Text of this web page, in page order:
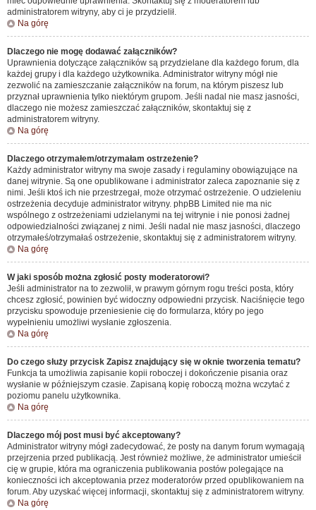
administratorem witryny, aby ci je przydzielił.
Na górę
Dlaczego nie mogę dodawać załączników?
Uprawnienia dotyczące załączników są przydzielane dla każdego forum, dla
każdej grupy i dla każdego użytkownika. Administrator witryny mógł nie
zezwolić na zamieszczanie załączników na forum, na którym piszesz lub
przyznał uprawnienia tylko niektórym grupom. Jeśli nadal nie masz jasności,
dlaczego nie możesz zamieszczać załączników, skontaktuj się z
administratorem witryny.
Na górę
Dlaczego otrzymałem/otrzymałam ostrzeżenie?
Każdy administrator witryny ma swoje zasady i regulaminy obowiązujące na
danej witrynie. Są one opublikowane i administrator zaleca zapoznanie się z
nimi. Jeśli ktoś ich nie przestrzegał, może otrzymać ostrzeżenie. O udzieleniu
ostrzeżenia decyduje administrator witryny. phpBB Limited nie ma nic
wspólnego z ostrzeżeniami udzielanymi na tej witrynie i nie ponosi żadnej
odpowiedzialności związanej z nimi. Jeśli nadal nie masz jasności, dlaczego
otrzymałeś/otrzymałaś ostrzeżenie, skontaktuj się z administratorem witryny.
Na górę
W jaki sposób można zgłosić posty moderatorowi?
Jeśli administrator na to zezwolił, w prawym górnym rogu treści posta, który
chcesz zgłosić, powinien być widoczny odpowiedni przycisk. Naciśnięcie tego
przycisku spowoduje przeniesienie cię do formularza, który po jego
wypełnieniu umożliwi wysłanie zgłoszenia.
Na górę
Do czego służy przycisk Zapisz znajdujący się w oknie tworzenia tematu?
Funkcja ta umożliwia zapisanie kopii roboczej i dokończenie pisania oraz
wysłanie w późniejszym czasie. Zapisaną kopię roboczą można wczytać z
poziomu panelu użytkownika.
Na górę
Dlaczego mój post musi być akceptowany?
Administrator witryny mógł zadecydować, że posty na danym forum wymagają
przejrzenia przed publikacją. Jest również możliwe, że administrator umieścił
cię w grupie, która ma ograniczenia publikowania postów polegające na
konieczności ich akceptowania przez moderatorów przed opublikowaniem na
forum. Aby uzyskać więcej informacji, skontaktuj się z administratorem witryny.
Na górę